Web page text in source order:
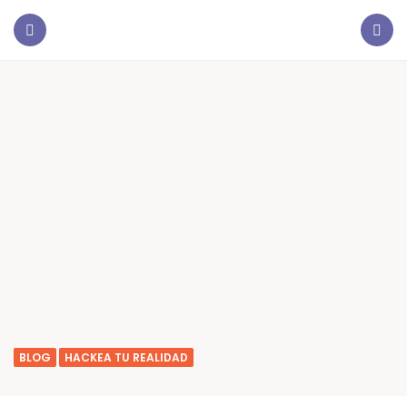
BLOG HACKEA TU REALIDAD